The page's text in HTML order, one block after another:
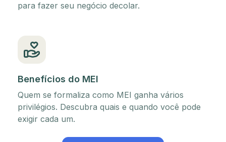
para fazer seu negócio decolar.
Benefícios do MEI
Quem se formaliza como MEI ganha vários
privilégios. Descubra quais e quando você pode
exigir cada um.